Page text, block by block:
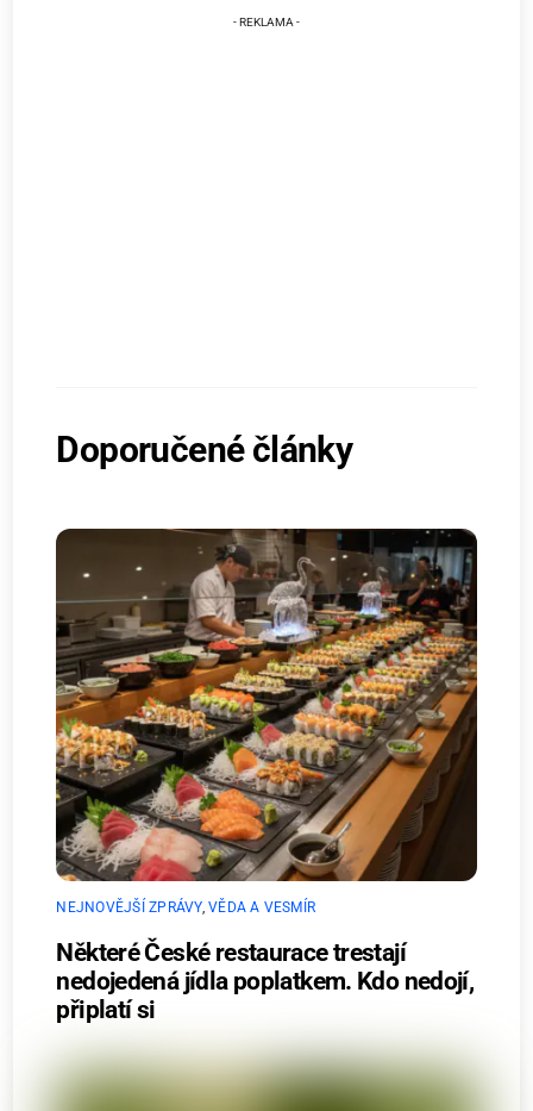
Doporučené články
NEJNOVĚJŠÍ ZPRÁVY,VĚDA A VESMÍR
Některé České restaurace trestají
nedojedená jídla poplatkem. Kdo nedojí,
připlatí si